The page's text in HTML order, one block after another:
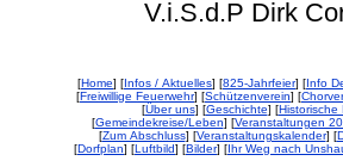
V.i.S.d.P Dirk
[Home] [Infos / Aktuelles] [825-Jahrfeier] [Info
[Freiwillige Feuerwehr] [Schützenverein] [
[Über uns] [Geschichte] [Historische
[Gemeindekreise/Leben] [Veranstaltungen
[Zum Abschluss] [Veranstaltungskalender] [
[Dorfplan] [Luftbild] [Bilder] [Ihr Weg nach